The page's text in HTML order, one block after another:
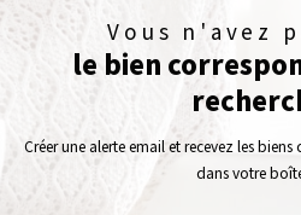
Vous n'avez
le bien
Créer une alerte email et recevez les
dans votre